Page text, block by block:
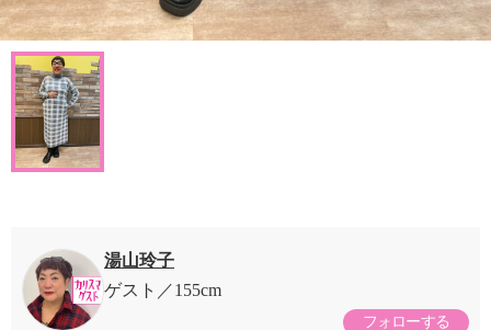
湯山玲子
ゲスト
155cm
フォローする